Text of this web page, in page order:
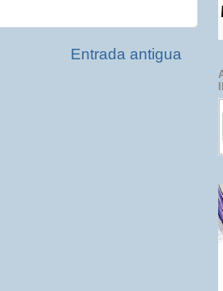
Entrada antigua